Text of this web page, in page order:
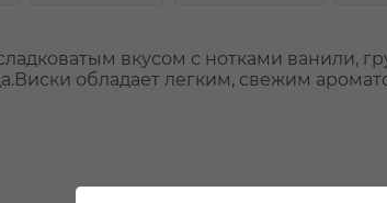
вкусом с нотками ванили,
обладает легким, свежим